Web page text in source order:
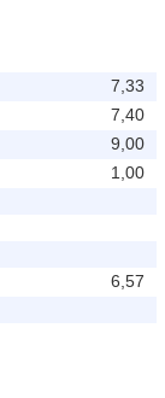
7,33
7,40
9,00
1,00
6,57